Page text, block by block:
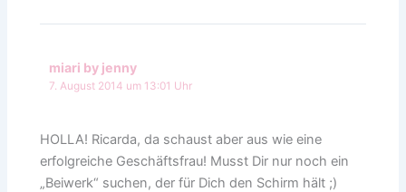
miari by jenny
7. August 2014 um 13:01 Uhr
HOLLA! Ricarda, da schaust aber aus wie eine
erfolgreiche Geschäftsfrau! Musst Dir nur noch ein
„Beiwerk“ suchen, der für Dich den Schirm hält ;)